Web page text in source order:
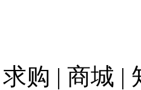
求购 | 商城 |